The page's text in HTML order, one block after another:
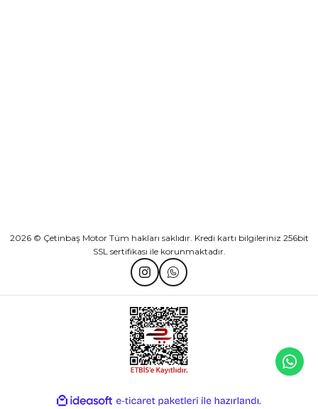
2026 © Çetinbaş Motor Tüm hakları saklıdır. Kredi kartı bilgileriniz 256bit
SSL sertifikası ile korunmaktadır.
ideasoft
e-